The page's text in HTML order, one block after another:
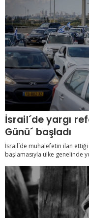
İsrail´de yargı
Günü´ başladı
İsrail´de muhalefetin ilan
başlamasıyla ülke genelinde